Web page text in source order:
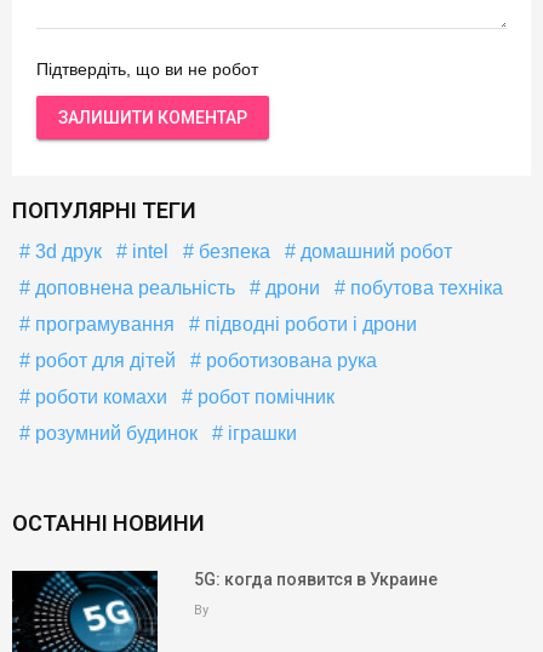
Підтвердіть, що ви не робот
ПОПУЛЯРНІ ТЕГИ
3d друк intel безпека
домашний робот
доповнена реальність
дрони
побутова техніка
програмування
підводні роботи і дрони
робот для дітей
роботизована рука
роботи комахи
робот помічник
розумний будинок
іграшки
ОСТАННІ НОВИНИ
5G: когда появится в Украине
By